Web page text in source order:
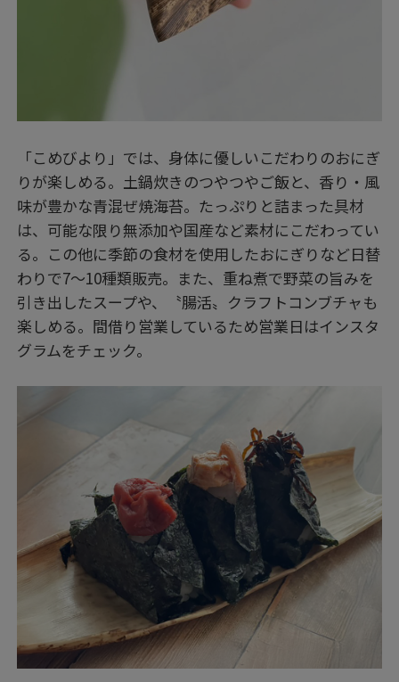
「こめびより」では、身体に優しいこだわりのおにぎ
りが楽しめる。土鍋炊きのつやつやご飯と、香り・風
味が豊かな青混ぜ焼海苔。たっぷりと詰まった具材
は、可能な限り無添加や国産など素材にこだわってい
る。この他に季節の食材を使用したおにぎりなど日替
わりで7〜10種類販売。また、重ね煮で野菜の旨みを
引き出したスープや、〝腸活〟クラフトコンブチャも
楽しめる。間借り営業しているため営業日はインスタ
グラムをチェック。